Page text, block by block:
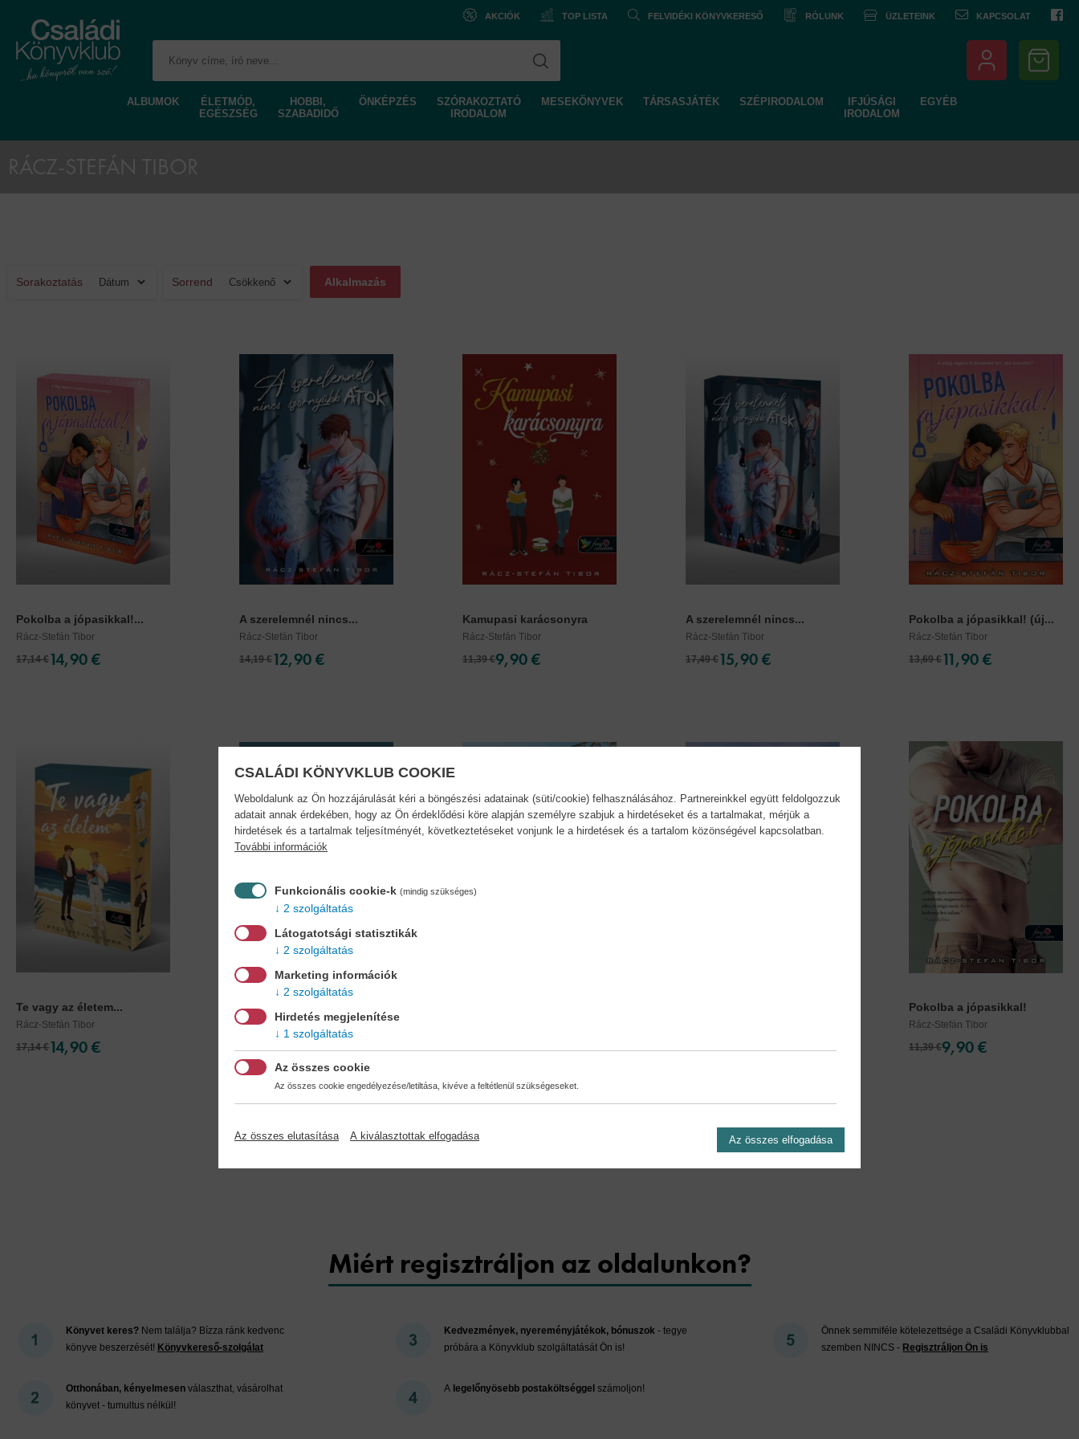
AKCIÓK TOP LISTA FELVIDÉKI KÖNYVKERESŐ RÓLUNK ÜZLETEINK KAPCSOLAT
ALBUMOK
ÉLETMÓD,
EGÉSZSÉG
HOBBI,
SZABADIDŐ
ÖNKÉPZÉS
SZÓRAKOZTATÓ
IRODALOM
MESEKÖNYVEK TÁRSASJÁTÉK SZÉPIRODALOM
IFJÚSÁGI
IRODALOM
EGYÉB
Sorakoztatás Sorrend
Pokolba a jópasikkal!...
Rácz-Stefán Tibor
17,14 €14,90 €
A szerelemnél nincs...
Rácz-Stefán Tibor
14,19 €12,90 €
Kamupasi karácsonyra
Rácz-Stefán Tibor
11,39 €9,90 €
A szerelemnél nincs...
Rácz-Stefán Tibor
17,49 €15,90 €
Pokolba a jópasikkal! (új...
Rácz-Stefán Tibor
13,69 €11,90 €
Te vagy az életem...
Rácz-Stefán Tibor
17,14 €14,90 €
Te vagy az életem
Rácz-Stefán Tibor
11,90 € 12,90 € 9,90 €
Pokolba a jópasikkal!
Rácz-Stefán Tibor
11,39 €9,90 €
Miért regisztráljon az oldalunkon?
Könyvet keres? Nem találja? Bízza ránk kedvenc
könyve beszerzését! Könyvkereső-szolgálat
Otthonában, kényelmesen választhat, vásárolhat
könyvet - tumultus nélkül!
Kedvezmények, nyereményjátékok, bónuszok- tegye
próbára a Könyvklub szolgáltatását Ön is!
A legelőnyösebb postaköltséggel számoljon!
Önnek semmiféle kötelezettsége a Családi Könyvklubbal
szemben NINCS - Regisztráljon Ön is
CSALÁDI KÖNYVKLUB COOKIE
Weboldalunk az Ön hozzájárulását kéri a böngészési adatainak (süti/cookie) felhasználásához. Partnereinkkel együtt feldolgozzuk
adatait annak érdekében, hogy az Ön érdeklődési köre alapján személyre szabjuk a hirdetéseket és a tartalmakat, mérjük a
hirdetések és a tartalmak teljesítményét, következtetéseket vonjunk le a hirdetések és a tartalom közönségével kapcsolatban.
További információk
Funkcionális cookie-k (mindig szükséges)
2 szolgáltatás
Látogatotsági statisztikák
2 szolgáltatás
Marketing információk
2 szolgáltatás
Hirdetés megjelenítése
1 szolgáltatás
Az összes cookie
Az összes cookie engedélyezése/letiltása, kivéve a feltétlenül szükségeseket.
Az összes elutasítása A kiválasztottak elfogadása Az összes elfogadása